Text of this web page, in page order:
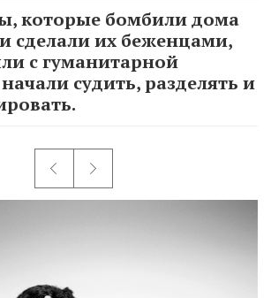
которые бомбили дома
сделали их беженцами,
с гуманитарной
судить, разделять и